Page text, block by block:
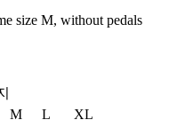
size M, without pedals
M L
XL